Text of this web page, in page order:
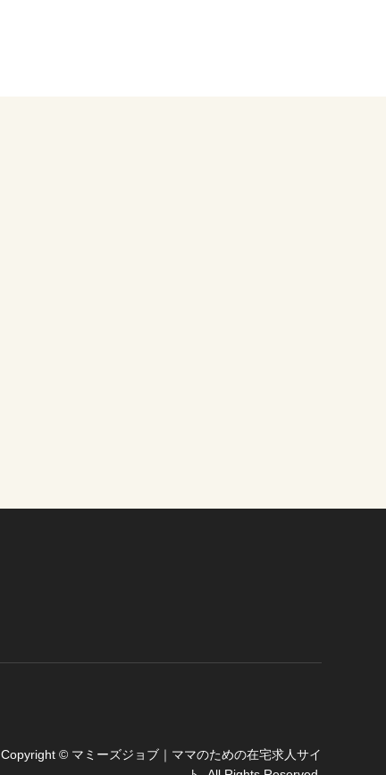
Copyright © マミーズジョブ｜ママのための在宅求人サイ